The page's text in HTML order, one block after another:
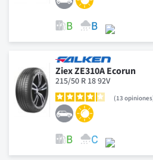
Ziex ZE310A Ecorun
215/50 R 18 92V
13 opiniones